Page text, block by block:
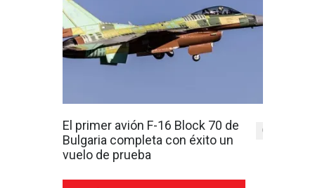
El primer avión F-16 Block 70 de
Bulgaria completa con éxito un
vuelo de prueba
0